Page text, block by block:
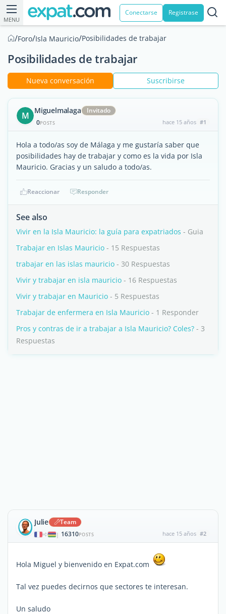
MENU
Conectarse Registrase
/Foro/Isla Mauricio/Posibilidades de trabajar
Posibilidades de trabajar
Nueva conversación Suscribirse
M Miguelmalaga
Invitado
0POSTS hace 15 años #1
Hola a todo/as soy de Málaga y me gustaría saber que
posibilidades hay de trabajar y como es la vida por Isla
Mauricio. Gracias y un saludo a todo/as.
Reaccionar Responder
See also
Vivir en la Isla Mauricio: la guía para expatriados - Guia
Trabajar en Islas Mauricio - 15 Respuestas
trabajar en las islas mauricio - 30 Respuestas
Vivir y trabajar en isla mauricio - 16 Respuestas
Vivir y trabajar en Mauricio - 5 Respuestas
Trabajar de enfermera en Isla Mauricio - 1 Responder
Pros y contras de ir a trabajar a Isla Mauricio? Coles? - 3
Respuestas
Julie Team
| 16310POSTS hace 15 años #2
Hola Miguel y bienvenido en Expat.com
Tal vez puedes decirnos que sectores te interesan.
Un saludo